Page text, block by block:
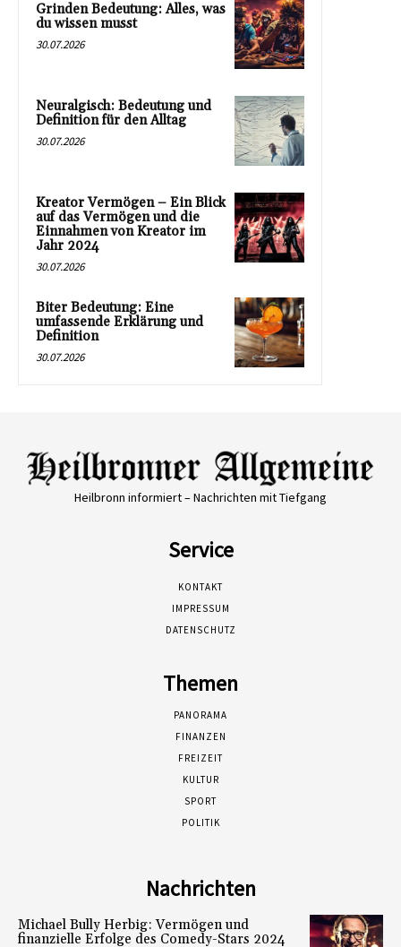
Grinden Bedeutung: Alles, was
du wissen musst
30.07.2026
Neuralgisch: Bedeutung und
Definition für den Alltag
30.07.2026
Kreator Vermögen – Ein Blick
auf das Vermögen und die
Einnahmen von Kreator im
Jahr 2024
30.07.2026
Biter Bedeutung: Eine
umfassende Erklärung und
Definition
30.07.2026
Heilbronn informiert – Nachrichten mit Tiefgang
Service
KONTAKT
IMPRESSUM
DATENSCHUTZ
Themen
PANORAMA
FINANZEN
FREIZEIT
KULTUR
SPORT
POLITIK
Nachrichten
Michael Bully Herbig: Vermögen und
finanzielle Erfolge des Comedy-Stars 2024